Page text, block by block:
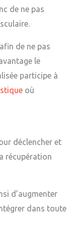
de ne pas
de ne pas
le
participe à
où
déclencher et
récupération
d’augmenter
dans toute